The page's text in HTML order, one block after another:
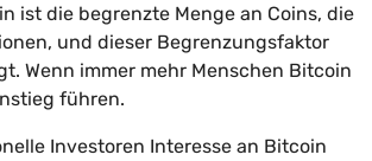
ist die begrenzte Menge an Coins, die
und dieser Begrenzungsfaktor
Wenn immer mehr Menschen Bitcoin
führen.
Investoren Interesse an Bitcoin